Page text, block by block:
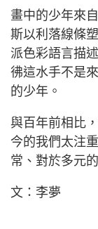
畫中的少年來
斯以利落線條
派色彩語言描
彿這水手不是
的少年。
與百年前相比
今的我們太注
常、對於多元
文：李夢